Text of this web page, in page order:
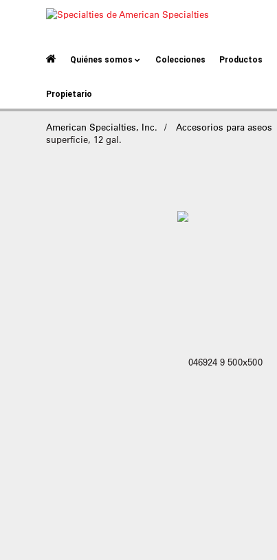
Quiénes somos Colecciones Productos
Propietario
American Specialties, Inc. Accesorios para aseos
superficie, 12 gal.